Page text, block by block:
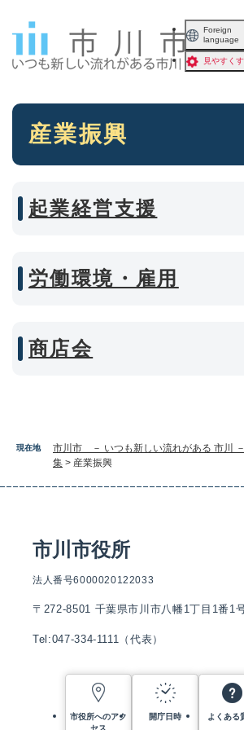
Foreign
language
見やすく
現在地 市川市 － いつも新しい流れがある 市川 －
集 > 産業振興
本
産業振興
起業経営支援
労働環境・雇用
商店会
市川市役所
法人番号6000020122033
〒272-8501 千葉県市川市八幡1丁目1番1
Tel:047-334-1111（代表）
市役所へのアク
セス
開庁日時 よくある